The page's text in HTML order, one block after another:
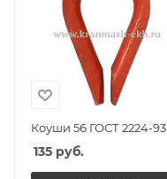
Коуши 56 ГОСТ 2224-93
135 руб.